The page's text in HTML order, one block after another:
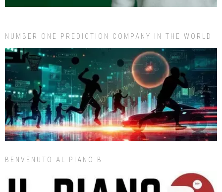
NUMBER ONE PREDICTION COMPANY IN THE WORLD
BENVENUTO AL PIANO B